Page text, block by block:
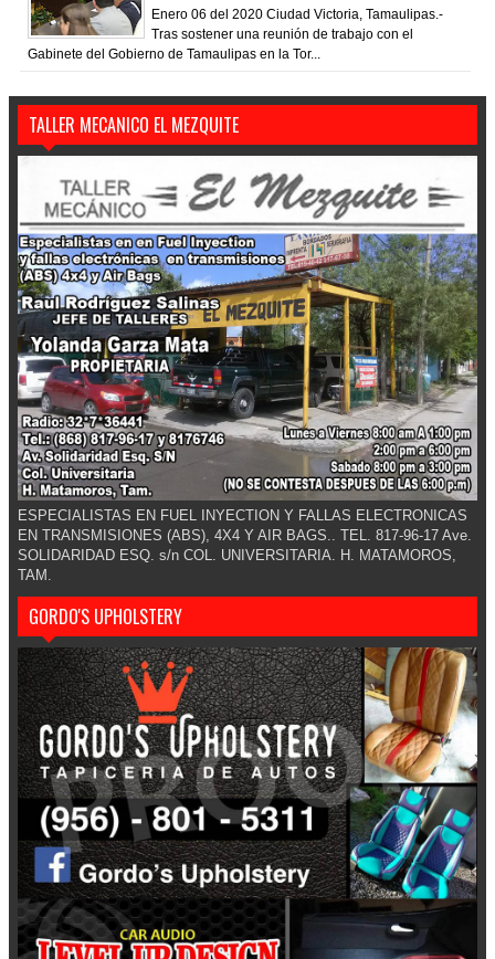
Enero 06 del 2020 Ciudad Victoria, Tamaulipas.-
Tras sostener una reunión de trabajo con el
Gabinete del Gobierno de Tamaulipas en la Tor...
TALLER MECANICO EL MEZQUITE
ESPECIALISTAS EN FUEL INYECTION Y FALLAS ELECTRONICAS
EN TRANSMISIONES (ABS), 4X4 Y AIR BAGS.. TEL. 817-96-17 Ave.
SOLIDARIDAD ESQ. s/n COL. UNIVERSITARIA. H. MATAMOROS,
TAM.
GORDO'S UPHOLSTERY